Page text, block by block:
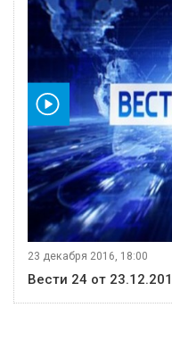
23 декабря 2016, 18:00
Вести 24 от